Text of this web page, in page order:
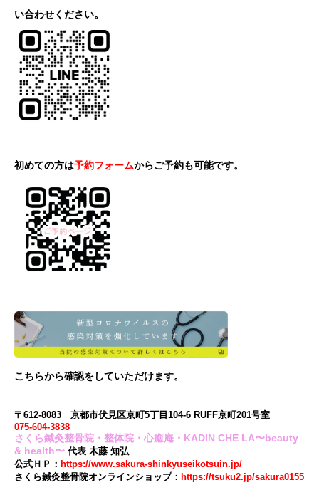
い合わせください。
初めての方は予約フォームからご予約も可能です。
こちらから確認をしていただけます。
〒612-8083 京都市伏見区京町5丁目104-6 RUFF京町201号室
075-604-3838
さくら鍼灸整骨院・整体院・心癒庵・KADIN CHE LA〜beauty
& health〜 代表 木藤 知弘
公式ＨＰ： https://www.sakura-shinkyuseikotsuin.jp/
さくら鍼灸整骨院オンラインショップ： https://tsuku2.jp/sakura0155